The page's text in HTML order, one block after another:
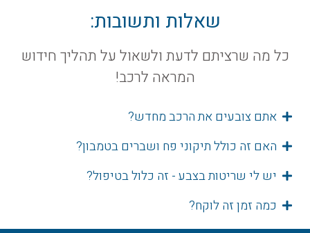
שאלות ותשובות:
כל מה שרציתם לדעת ולשאול על תהליך חידוש
המראה לרכב!
אתם צובעים את הרכב מחדש?
האם זה כולל תיקוני פח ושברים בטמבון?
יש לי שריטות בצבע - זה כלול בטיפול?
כמה זמן זה לוקח?